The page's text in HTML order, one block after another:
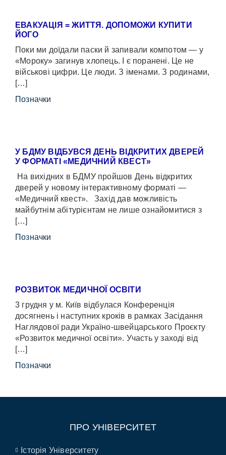
ЕВАКУАЦІЯ = ЖИТТЯ. ДОПОМОЖИ КУПИТИ
ЙОГО
Поки ми доїдали паски й запивали компотом — у
«Мороку» загинув хлопець. І є поранені. Це не
військові цифри. Це люди. З іменами. З родинами,
[…]
Позначки
У БДМУ ВІДБУВСЯ ДЕНЬ ВІДКРИТИХ ДВЕРЕЙ
У ФОРМАТІ «МЕДИЧНИЙ КВЕСТ»
На вихідних в БДМУ пройшов День відкритих
дверей у новому інтерактивному форматі —
«Медичний квест». Захід дав можливість
майбутнім абітурієнтам не лише ознайомитися з
[…]
Позначки
РОЗВИТОК МЕДИЧНОЇ ОСВІТИ
3 грудня у м. Київ відбулася Конференція
досягнень і наступних кроків в рамках Засідання
Наглядової ради Україно-швейцарського Проєкту
«Розвиток медичної освіти». Участь у заході від
[…]
Позначки
ПРО УНІВЕРСИТЕТ
Історія Університету